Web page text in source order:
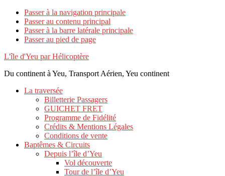
Passer à la navigation principale
Passer au contenu principal
Passer à la barre latérale principale
Passer au pied de page
L'île d'Yeu par Hélicoptère
Du continent à Yeu, Transport Aérien, Yeu continent
La traversée
Billetterie Passagers
GUICHET FRET
Programme de Fidélité
Crédits & Mentions Légales
Conditions de vente
Baptêmes & Circuits
Depuis l’île d’Yeu
Vol découverte
Tour de l’île d’Yeu